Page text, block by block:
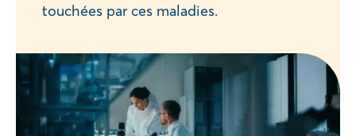
touchées par ces maladies.